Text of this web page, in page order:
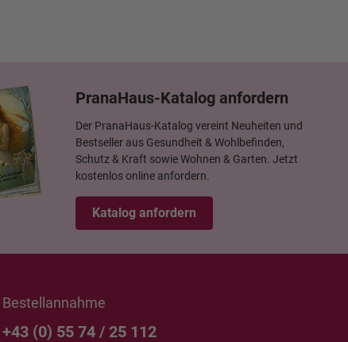
PranaHaus-Katalog anfordern
Der PranaHaus-Katalog vereint Neuheiten und
Bestseller aus Gesundheit & Wohlbefinden,
Schutz & Kraft sowie Wohnen & Garten. Jetzt
kostenlos online anfordern.
Katalog anfordern
Bestellannahme
+43 (0) 55 74 / 25 112